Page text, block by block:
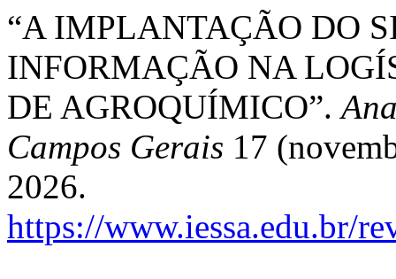
“A IMPLANTAÇÃO DO
INFORMAÇÃO NA
DE AGROQUÍMICO”.
Campos Gerais 17
2026.
https://www.iessa.edu.br/